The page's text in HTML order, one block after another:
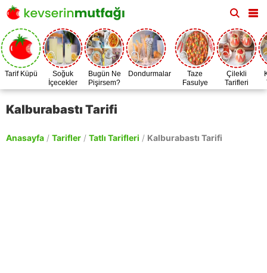
Tarif Küpü
Soğuk
İçecekler
Bugün Ne
Pişirsem?
Dondurmalar
Taze
Fasulye
Zamanı
Çilekli
Tarifleri
Kalburabastı Tarifi
Anasayfa / Tarifler / Tatlı Tarifleri / Kalburabastı Tarifi